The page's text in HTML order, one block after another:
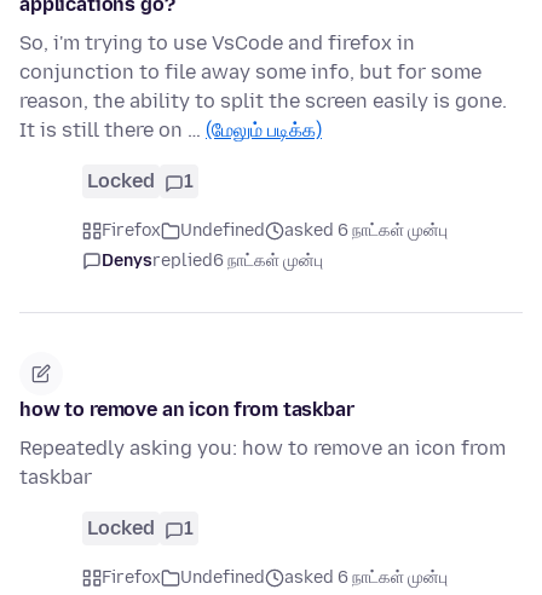
applications go?
So, i'm trying to use VsCode and firefox in
conjunction to file away some info, but for some
reason, the ability to split the screen easily is gone.
It is still there on … (மேலும் படிக்க)
Locked 1
Firefox Undefined
asked 6 நாட்கள் முன்பு
Denysreplied6 நாட்கள் முன்பு
how to remove an icon from taskbar
Repeatedly asking you: how to remove an icon from
taskbar
Locked 1
Firefox Undefined
asked 6 நாட்கள் முன்பு